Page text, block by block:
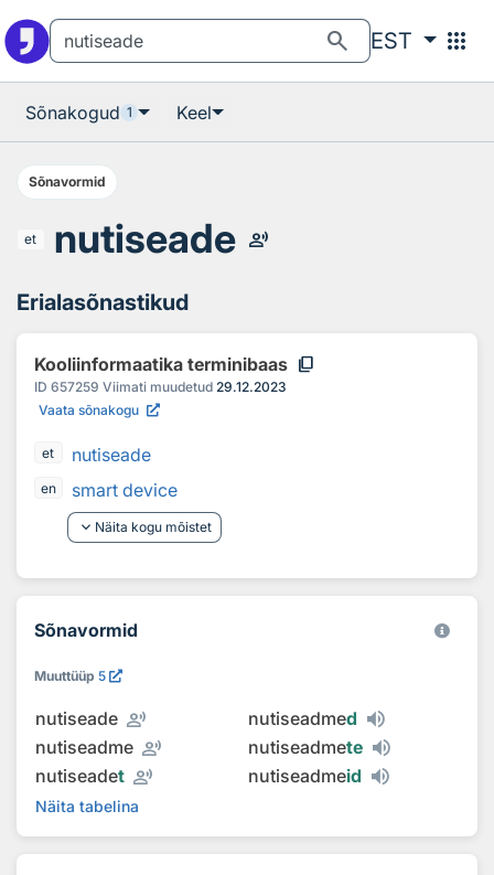
search EST apps
Sõnakogud 1 Keel
Sõnavormid
et nutiseade record_voice_over
Erialasõnastikud
Kooliinformaatika terminibaas content_copy
ID 657259 Viimati muudetud 29.12.2023
Vaata sõnakogu
et nutiseade
en
smart device
keyboard_arrow_down Näita kogu mõistet
Sõnavormid
Muuttüüp 5
nutiseade record_voice_over nutiseadmed
nutiseadme record_voice_over nutiseadmete
nutiseadet record_voice_over nutiseadmeid
Näita tabelina